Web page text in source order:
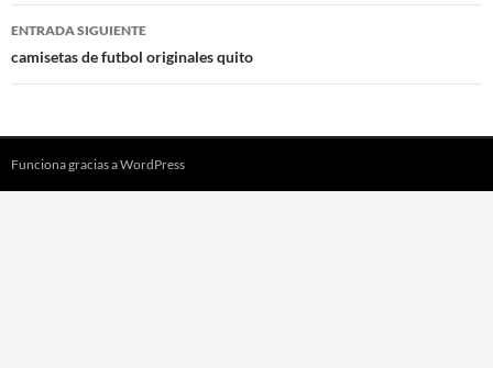
entradas
ENTRADA SIGUIENTE
camisetas de futbol originales quito
Funciona gracias a WordPress